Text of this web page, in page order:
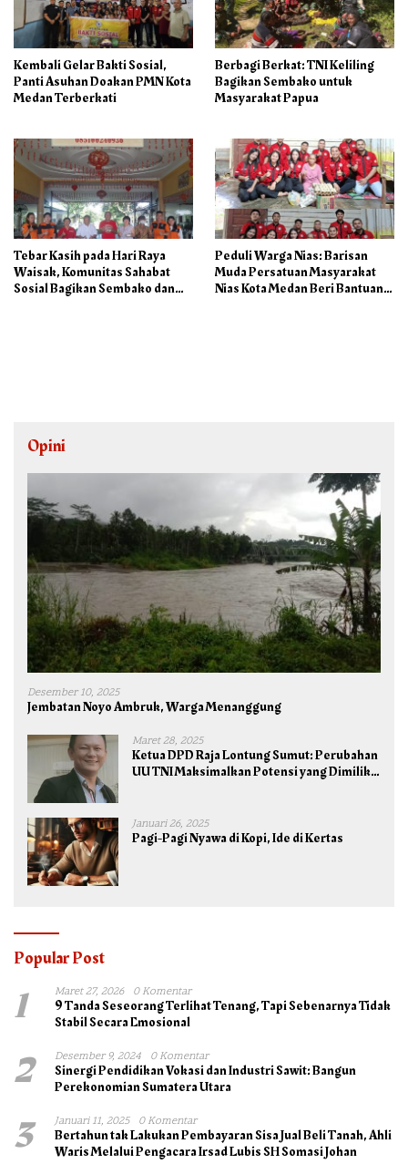
Kembali Gelar Bakti Sosial,
Panti Asuhan Doakan PMN Kota
Medan Terberkati
Berbagi Berkat: TNI Keliling
Bagikan Sembako untuk
Masyarakat Papua
Tebar Kasih pada Hari Raya
Waisak, Komunitas Sahabat
Sosial Bagikan Sembako dan
Peduli Warga Nias: Barisan
Muda Persatuan Masyarakat
Nias Kota Medan Beri Bantuan
Opini
Desember 10, 2025
Jembatan Noyo Ambruk, Warga Menanggung
Maret 28, 2025
Ketua DPD Raja Lontung Sumut: Perubahan
UU TNI Maksimalkan Potensi yang Dimiliki
Januari 26, 2025
Pagi-Pagi Nyawa di Kopi, Ide di Kertas
Popular Post
1 Maret 27, 2026 0 Komentar
9 Tanda Seseorang Terlihat Tenang, Tapi Sebenarnya Tidak
Stabil Secara Emosional
2 Desember 9, 2024 0 Komentar
Sinergi Pendidikan Vokasi dan Industri Sawit: Bangun
Perekonomian Sumatera Utara
3 Januari 11, 2025 0 Komentar
Bertahun tak Lakukan Pembayaran Sisa Jual Beli Tanah, Ahli
Waris Melalui Pengacara Irsad Lubis SH Somasi Johan